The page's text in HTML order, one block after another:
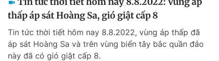
thấp áp sát Hoàng Sa, gió giật cấp 8
Tin tức thời tiết hôm nay 8.8.2022, vùng áp thấp đã
áp sát Hoàng Sa và trên vùng biển tây bắc quần đảo
này đã có gió giật cấp 8.